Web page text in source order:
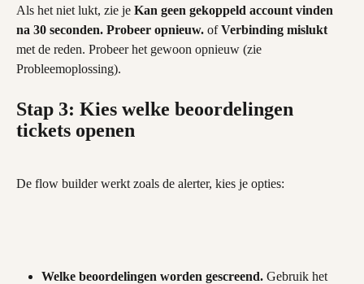
Als het niet lukt, zie je Kan geen gekoppeld account vinden
na 30 seconden. Probeer opnieuw. of Verbinding mislukt
met de reden. Probeer het gewoon opnieuw (zie
Probleemoplossing).
Stap 3: Kies welke beoordelingen
tickets openen
De flow builder werkt zoals de alerter, kies je opties:
Welke beoordelingen worden gescreend. Gebruik het